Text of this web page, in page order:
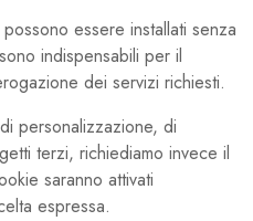
essere installati senza
indispensabili per il
dei servizi richiesti.
personalizzazione, di
terzi, richiediamo invece il
saranno attivati
espressa.